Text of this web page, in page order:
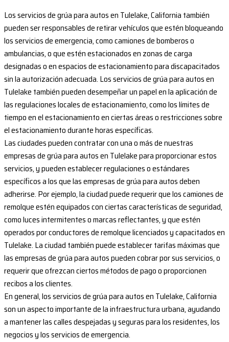
Los servicios de grúa para autos en Tulelake, California también
pueden ser responsables de retirar vehículos que estén bloqueando
los servicios de emergencia, como camiones de bomberos o
ambulancias, o que estén estacionados en zonas de carga
designadas o en espacios de estacionamiento para discapacitados
sin la autorización adecuada. Los servicios de grúa para autos en
Tulelake también pueden desempeñar un papel en la aplicación de
las regulaciones locales de estacionamiento, como los límites de
tiempo en el estacionamiento en ciertas áreas o restricciones sobre
el estacionamiento durante horas específicas.
Las ciudades pueden contratar con una o más de nuestras
empresas de grúa para autos en Tulelake para proporcionar estos
servicios, y pueden establecer regulaciones o estándares
específicos a los que las empresas de grúa para autos deben
adherirse. Por ejemplo, la ciudad puede requerir que los camiones de
remolque estén equipados con ciertas características de seguridad,
como luces intermitentes o marcas reflectantes, y que estén
operados por conductores de remolque licenciados y capacitados en
Tulelake. La ciudad también puede establecer tarifas máximas que
las empresas de grúa para autos pueden cobrar por sus servicios, o
requerir que ofrezcan ciertos métodos de pago o proporcionen
recibos a los clientes.
En general, los servicios de grúa para autos en Tulelake, California
son un aspecto importante de la infraestructura urbana, ayudando
a mantener las calles despejadas y seguras para los residentes, los
negocios y los servicios de emergencia.